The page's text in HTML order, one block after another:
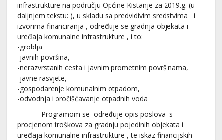
infrastrukture na području Općine Kistanje za 2019.g. (u
daljnjem tekstu: ), u skladu sa predvidivim sredstvima i
izvorima financiranja , određuje se gradnja objekata i
uređaja komunalne infrastrukture , i to:
-groblja
-javnih površina,
-nerazvrstanih cesta i javnim prometnim površinama,
-javne rasvjete,
-gospodarenje komunalnim otpadom,
-odvodnja i pročišćavanje otpadnih voda
Programom se određuje opis poslova s
procjenom troškova za gradnju pojedinih objekata i
uređaja komunalne infrastrukture , te iskaz financijskih